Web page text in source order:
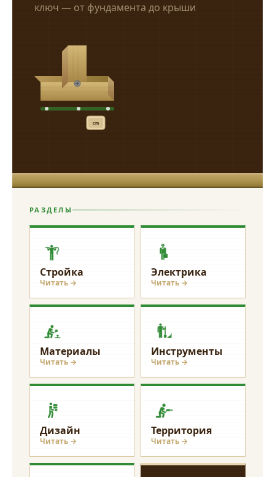
ключ — от фундамента до крыши
cm
РАЗДЕЛЫ
Стройка
Читать →
Электрика
Читать →
Материалы
Читать →
Инструменты
Читать →
Дизайн
Читать →
Территория
Читать →